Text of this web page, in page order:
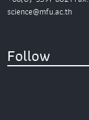
science@mfu.ac.th
Follow